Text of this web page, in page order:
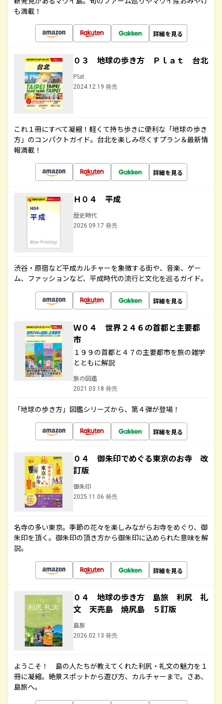
も満載！
詳細を見る
０３ 地球の歩き方 Ｐｌａｔ 台北
Plat
2024.12.19 発売
これ１冊にすべて凝縮！軽くて持ち歩きに便利な「地球の歩き
方」のコンパクトガイド。台北を楽しみ尽くすプラン＆最新情
報満載！
詳細を見る
Ｈ０４ 平成
歴史時代
2026.09.17 発売
渋谷・原宿など平成カルチャーを象徴する街や、音楽、ゲー
ム、ファッションなど、平成時代の流行と文化を巡るガイド。
詳細を見る
Ｗ０４ 世界２４６の首都と主要都
市
１９９の首都と４７の主要都市を旅の雑学
とともに解説
旅の図鑑
2021.03.18 発売
「地球の歩き方」図鑑シリーズから、第４弾が登場！
詳細を見る
０４ 御朱印でめぐる東京のお寺 改
訂版
御朱印
2025.11.06 発売
名寺の多い東京。季節の花々を楽しみながらお寺をめぐり、御
朱印を頂く。御朱印の頂き方から御朱印に込められた意味を解
説。
詳細を見る
０４ 地球の歩き方 島旅 利尻 礼
文 天売島 焼尻島 ５訂版
島旅
2026.02.13 発売
ようこそ！ 島の人たちが教えてくれた利尻・礼文の魅力を１
冊に凝縮。絶景スポットから遊び方、カルチャーまで。さあ、
島旅へ。